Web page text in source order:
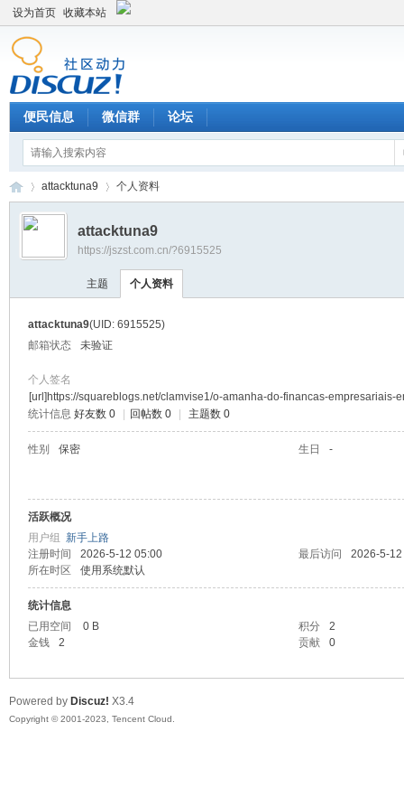
设为首页 收藏本站
便民信息 微信群 论坛
›
attacktuna9 个人资料
attacktuna9
https://jszst.com.cn/?6915525
主题 个人资料
attacktuna9(UID: 6915525)
邮箱状态
未验证
个人签名
[url]https://squareblogs.net/clamvise1/o-amanha-do-financas-empresariais-
统计信息 好友数 0 回帖数 0 主题数 0
性别 保密 生日 -
活跃概况
用户组 新手上路
注册时间
2026-5-12 05:00 最后访问
2026-5-
所在时区
使用系统默认
统计信息
已用空间
0 B 积分
2
金钱
2 贡献 0
Powered by Discuz! X3.4
Copyright © 2001-2023, Tencent Cloud.